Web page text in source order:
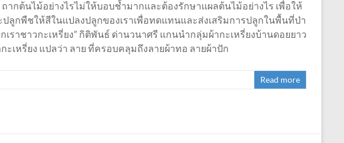
กต้นไม้อย่างไรไม่ให้บอบช้ำมากและต้องรักษาแผลต้นไม้อย่างไร เพื่อให้
ลูกพืชให้สีในแปลงปลูกของเราเพื่อทดแทนและส่งเสริมการปลูกในพื้นที่ป่า
าชาวกะเหรี่ยง” กิติพันธ์ ด่านวนาศรี แกนนำกลุ่มผ้ากะเหรี่ยงบ้านดอยยาว
เหรี่ยง แปลว่า ลาย ที่ครอบคลุมถึงลายผ้าทอ ลายผ้าปัก
Read more